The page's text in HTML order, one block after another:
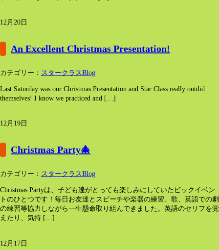
12月20日
An Excellent Christmas Presentation!
カテゴリー： スタークラスBlog
Last Saturday was our Christmas Presentation and Star Class really outdid
themselves! I know we practiced and […]
12月19日
Christmas Party🎄
カテゴリー： スタークラスBlog
Christmas Partyは、子ども達がとっても楽しみにしていたビックイベン
トのひとつです！毎日お友達とスピーチや楽器の練習、歌、英語での劇
の練習等協力しながら一生懸命取り組んできました。英語のセリフを覚
えたり、気持 […]
12月17日